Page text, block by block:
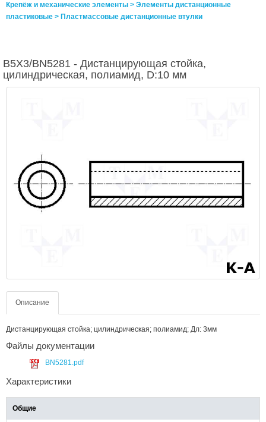
Крепёж и механические элементы > Элементы дистанционные
пластиковые > Пластмассовые дистанционные втулки
B5X3/BN5281 - Дистанцирующая стойка,
цилиндрическая, полиамид, D:10 мм
Описание
Дистанцирующая стойка; цилиндрическая; полиамид; Дл: 3мм
Файлы документации
BN5281.pdf
Характеристики
Общие